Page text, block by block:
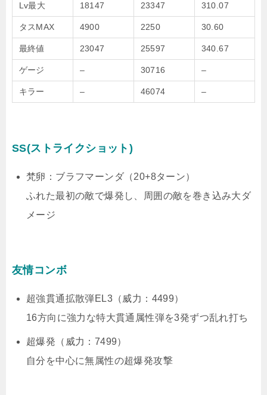
Lv最大 18147 23347 310.07
タスMAX 4900 2250 30.60
最終値 23047 25597 340.67
ゲージ – 30716 –
キラー – 46074 –
SS(ストライクショット)
梵卵：ブラフマーンダ（20+8ターン）
ふれた最初の敵で爆発し、周囲の敵を巻き込み大ダ
メージ
友情コンボ
超強貫通拡散弾EL3（威力：4499）
16方向に強力な特大貫通属性弾を3発ずつ乱れ打ち
超爆発（威力：7499）
自分を中心に無属性の超爆発攻撃